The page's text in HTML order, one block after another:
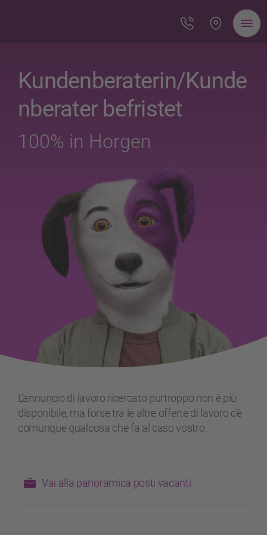
Kundenberaterin/Kunde
nberater befristet
100% in Horgen
L’annuncio di lavoro ricercato purtroppo non è più
disponibile, ma forse tra le altre offerte di lavoro c’è
comunque qualcosa che fa al caso vostro.
Vai alla panoramica posti vacanti